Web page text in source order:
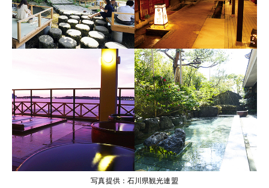
写真提供：石川県観光連盟